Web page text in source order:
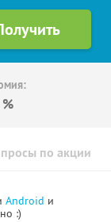
%
по акции
Android и
:)